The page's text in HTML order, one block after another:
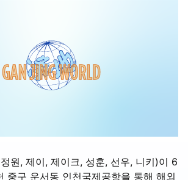
원, 제이, 제이크, 성훈, 선우, 니키)이 6
중구 운서동 인천국제공항을 통해 해외